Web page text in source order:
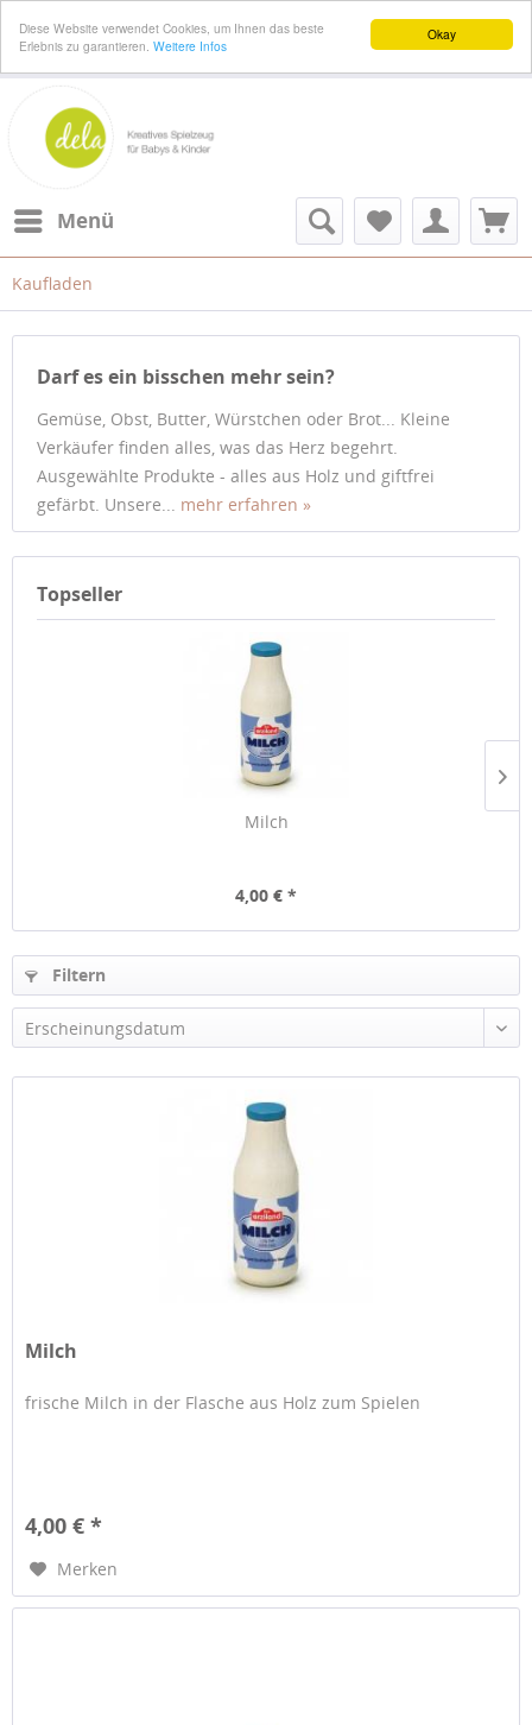
Okay
Diese Website verwendet Cookies, um Ihnen das beste
Erlebnis zu garantieren. Weitere Infos
Menü
Kaufladen
Darf es ein bisschen mehr sein?
Gemüse, Obst, Butter, Würstchen oder Brot... Kleine
Verkäufer finden alles, was das Herz begehrt.
Ausgewählte Produkte - alles aus Holz und giftfrei
gefärbt. Unsere... mehr erfahren »
Topseller
Milch
4,00 € *
Filtern
Erscheinungsdatum
Milch
frische Milch in der Flasche aus Holz zum Spielen
4,00 € *
Merken